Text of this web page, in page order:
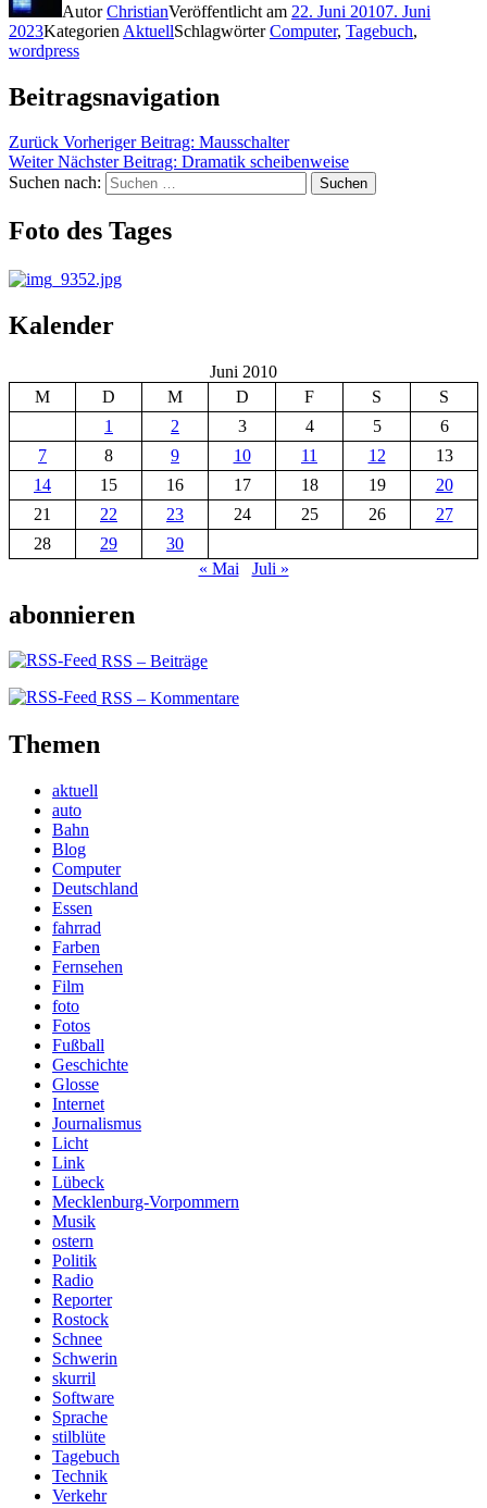
AutorChristianVeröffentlicht am 22. Juni 20107. Juni
2023Kategorien AktuellSchlagwörterComputer, Tagebuch,
wordpress
Beitragsnavigation
Zurück Vorheriger Beitrag: Mausschalter
Weiter Nächster Beitrag: Dramatik scheibenweise
Suchen nach:
Suchen
Foto des Tages
Kalender
Juni 2010
M
D M D F S
S
1
2 3 4 5
6
7
8 9 10 11 12
13
14
15 16 17 18 19
20
21
22 23 24 25 26
27
28
29
30
« Mai
Juli »
abonnieren
RSS – Beiträge
RSS – Kommentare
Themen
aktuell
auto
Bahn
Blog
Computer
Deutschland
Essen
fahrrad
Farben
Fernsehen
Film
foto
Fotos
Fußball
Geschichte
Glosse
Internet
Journalismus
Licht
Link
Lübeck
Mecklenburg-Vorpommern
Musik
ostern
Politik
Radio
Reporter
Rostock
Schnee
Schwerin
skurril
Software
Sprache
stilblüte
Tagebuch
Technik
Verkehr